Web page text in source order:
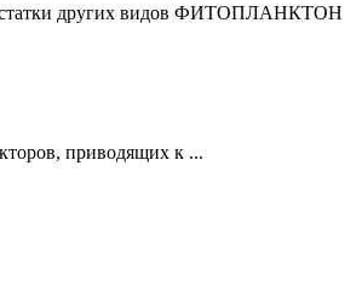
остатки других видов ФИТОПЛАНКТОН
приводящих к ...